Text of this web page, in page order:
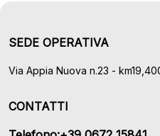
SEDE OPERATIVA
Via Appia Nuova n.23 -
CONTATTI